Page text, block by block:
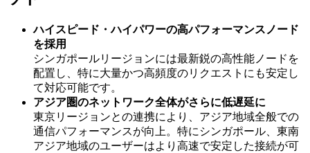
ハイスピード・ハイパワーの高パフォーマンスノード
を採用
シンガポールリージョンには最新鋭の高性能ノードを
配置し、特に大量かつ高頻度のリクエストにも安定し
て対応可能です。
アジア圏のネットワーク全体がさらに低遅延に
東京リージョンとの連携により、アジア地域全般での
通信パフォーマンスが向上。特にシンガポール、東南
アジア地域のユーザーはより高速で安定した接続が可